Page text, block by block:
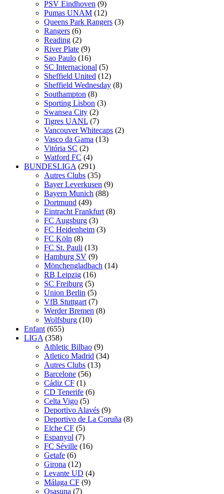
PSV Eindhoven (9)
Pumas UNAM (12)
Queens Park Rangers (3)
Rangers (6)
Reading (2)
River Plate (9)
Sao Paulo (16)
SC Internacional (5)
Sheffield United (12)
Sheffield Wednesday (8)
Southampton (8)
Sporting Lisbon (3)
Swansea City (2)
Tigres UANL (7)
Vancouver Whitecaps (2)
Vasco da Gama (13)
Vitória SC (2)
Watford FC (4)
BUNDESLIGA (291)
Autres Clubs (35)
Bayer Leverkusen (9)
Bayern Munich (88)
Dortmund (49)
Eintracht Frankfurt (8)
FC Augsburg (3)
FC Heidenheim (3)
FC Köln (8)
FC St. Pauli (13)
Hamburg SV (9)
Mönchengladbach (14)
RB Leipzig (16)
SC Freiburg (5)
Union Berlin (5)
VfB Stuttgart (7)
Werder Bremen (8)
Wolfsburg (10)
Enfant (655)
LIGA (358)
Athletic Bilbao (9)
Atletico Madrid (34)
Autres Clubs (13)
Barcelone (56)
Cádiz CF (1)
CD Tenerife (6)
Celta Vigo (5)
Deportivo Alavés (9)
Deportivo de La Coruña (8)
Elche CF (5)
Espanyol (7)
FC Séville (16)
Getafe (6)
Girona (12)
Levante UD (4)
Málaga CF (9)
Osasuna (7)